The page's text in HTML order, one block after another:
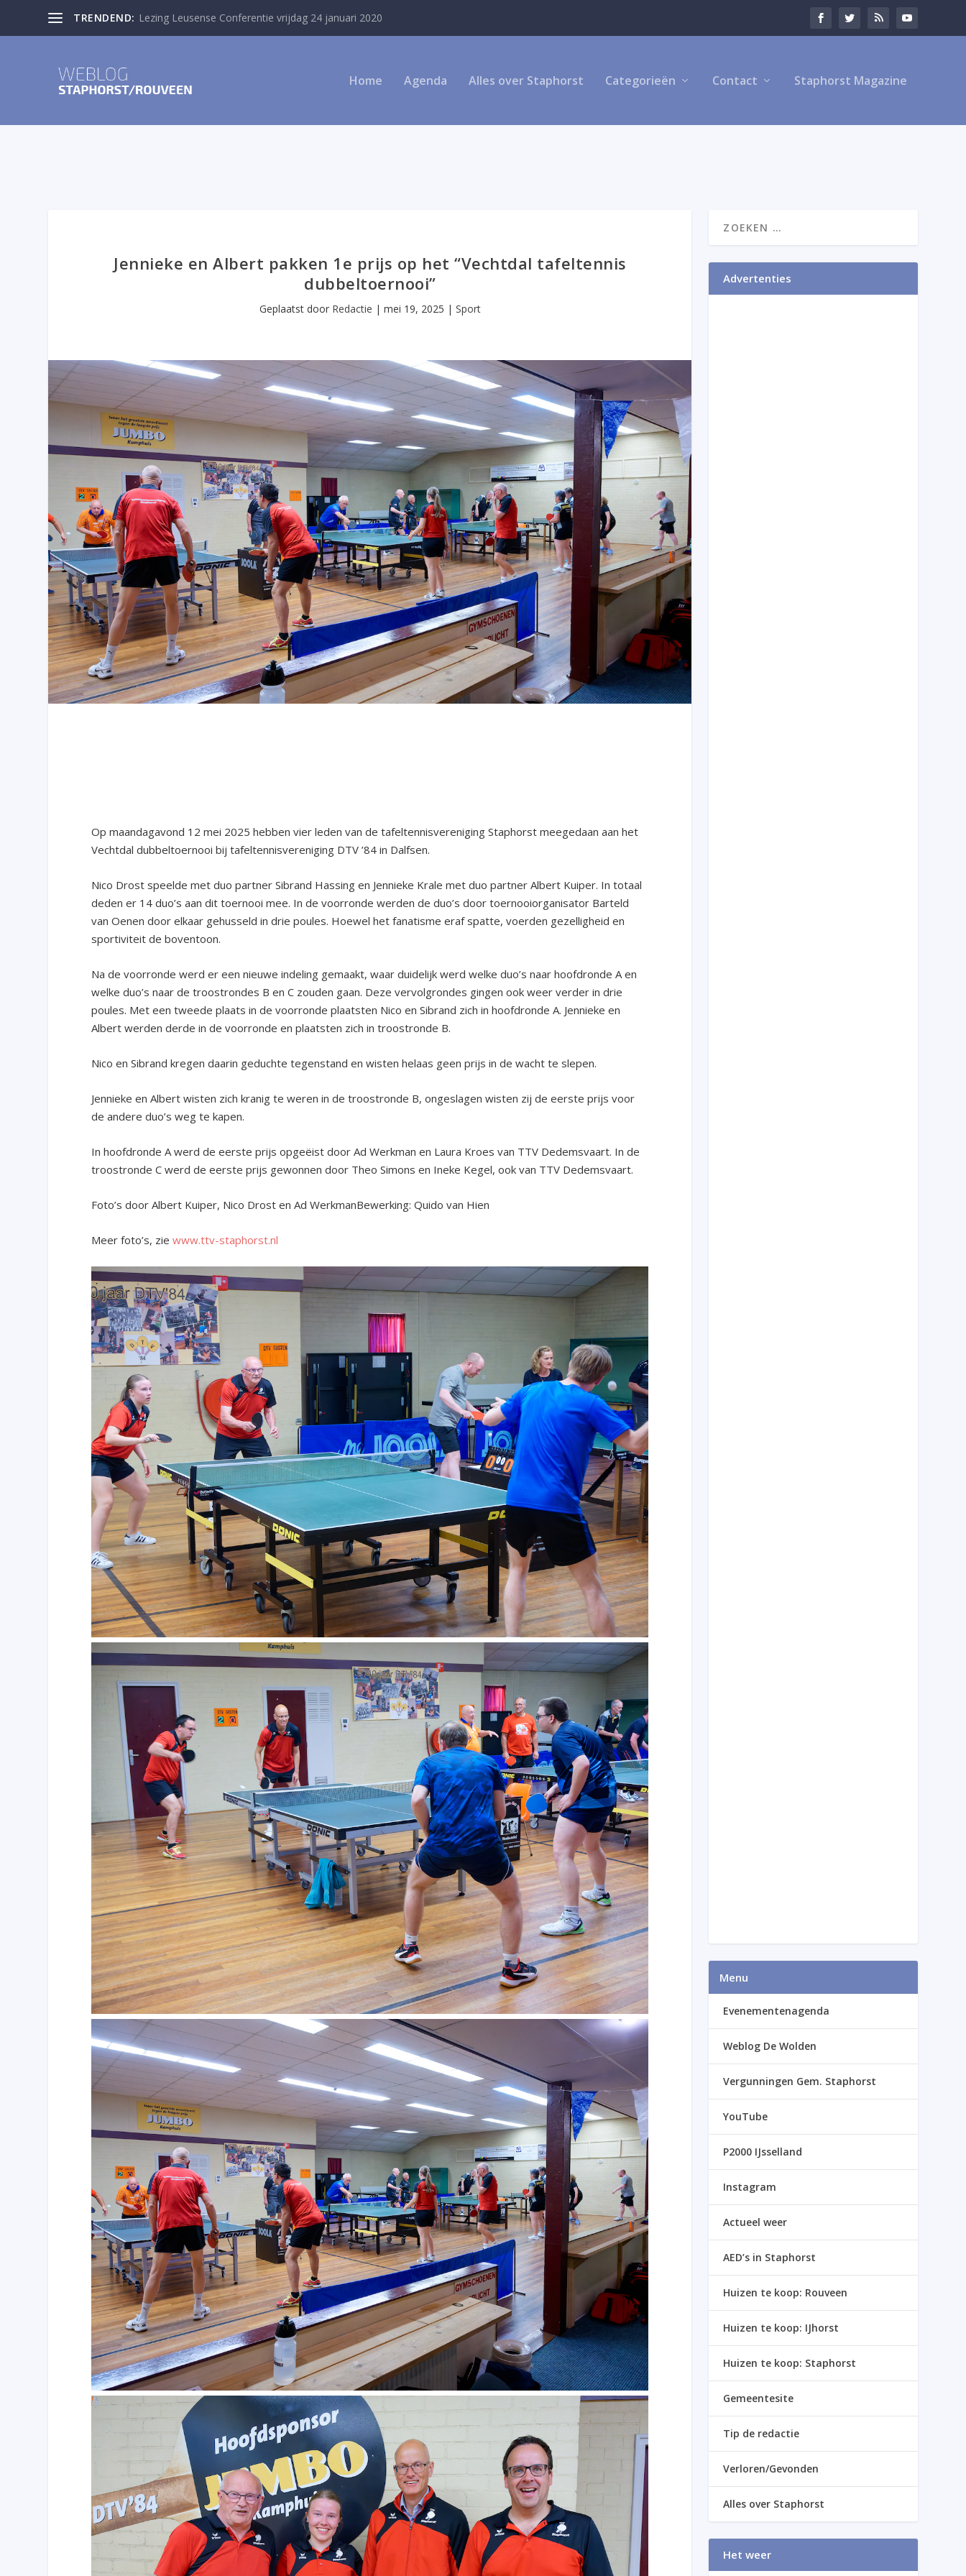
TRENDEND: Lezing Leusense Conferentie vrijdag 24 januari 2020
Home Agenda Alles over Staphorst Categorieën Contact Staphorst Magazine
Jennieke en Albert pakken 1e prijs op het “Vechtdal tafeltennis
dubbeltoernooi”
Geplaatst door Redactie | mei 19, 2025 | Sport
Op maandagavond 12 mei 2025 hebben vier leden van de tafeltennisvereniging Staphorst meegedaan aan het
Vechtdal dubbeltoernooi bij tafeltennisvereniging DTV ’84 in Dalfsen.
Nico Drost speelde met duo partner Sibrand Hassing en Jennieke Krale met duo partner Albert Kuiper. In totaal
deden er 14 duo’s aan dit toernooi mee. In de voorronde werden de duo’s door toernooiorganisator Barteld
van Oenen door elkaar gehusseld in drie poules. Hoewel het fanatisme eraf spatte, voerden gezelligheid en
sportiviteit de boventoon.
Na de voorronde werd er een nieuwe indeling gemaakt, waar duidelijk werd welke duo’s naar hoofdronde A en
welke duo’s naar de troostrondes B en C zouden gaan. Deze vervolgrondes gingen ook weer verder in drie
poules. Met een tweede plaats in de voorronde plaatsten Nico en Sibrand zich in hoofdronde A. Jennieke en
Albert werden derde in de voorronde en plaatsten zich in troostronde B.
Nico en Sibrand kregen daarin geduchte tegenstand en wisten helaas geen prijs in de wacht te slepen.
Jennieke en Albert wisten zich kranig te weren in de troostronde B, ongeslagen wisten zij de eerste prijs voor
de andere duo’s weg te kapen.
In hoofdronde A werd de eerste prijs opgeëist door Ad Werkman en Laura Kroes van TTV Dedemsvaart. In de
troostronde C werd de eerste prijs gewonnen door Theo Simons en Ineke Kegel, ook van TTV Dedemsvaart.
Foto’s door Albert Kuiper, Nico Drost en Ad WerkmanBewerking: Quido van Hien
Meer foto’s, ziewww.ttv-staphorst.nl
Advertenties
Menu
Evenementenagenda
Weblog De Wolden
Vergunningen Gem. Staphorst
YouTube
P2000 IJsselland
Instagram
Actueel weer
AED’s in Staphorst
Huizen te koop: Rouveen
Huizen te koop: IJhorst
Huizen te koop: Staphorst
Gemeentesite
Tip de redactie
Verloren/Gevonden
Alles over Staphorst
Het weer